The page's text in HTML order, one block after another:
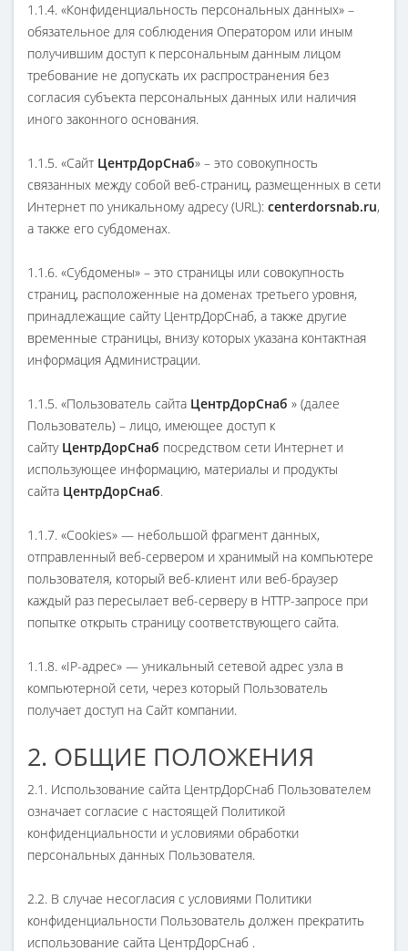
1.1.4. «Конфиденциальность персональных данных» –
обязательное для соблюдения Оператором или иным
получившим доступ к персональным данным лицом
требование не допускать их распространения без
согласия субъекта персональных данных или наличия
иного законного основания.
1.1.5. «Сайт ЦентрДорСнаб» – это совокупность
связанных между собой веб-страниц, размещенных в сети
Интернет по уникальному адресу (URL): centerdorsnab.ru,
а также его субдоменах.
1.1.6. «Субдомены» – это страницы или совокупность
страниц, расположенные на доменах третьего уровня,
принадлежащие сайту ЦентрДорСнаб, а также другие
временные страницы, внизу которых указана контактная
информация Администрации.
1.1.5. «Пользователь сайта ЦентрДорСнаб » (далее
Пользователь) – лицо, имеющее доступ к
сайту ЦентрДорСнаб посредством сети Интернет и
использующее информацию, материалы и продукты
сайта ЦентрДорСнаб.
1.1.7. «Cookies» — небольшой фрагмент данных,
отправленный веб-сервером и хранимый на компьютере
пользователя, который веб-клиент или веб-браузер
каждый раз пересылает веб-серверу в HTTP-запросе при
попытке открыть страницу соответствующего сайта.
1.1.8. «IP-адрес» — уникальный сетевой адрес узла в
компьютерной сети, через который Пользователь
получает доступ на Сайт компании.
2. ОБЩИЕ ПОЛОЖЕНИЯ
2.1. Использование сайта ЦентрДорСнаб Пользователем
означает согласие с настоящей Политикой
конфиденциальности и условиями обработки
персональных данных Пользователя.
2.2. В случае несогласия с условиями Политики
конфиденциальности Пользователь должен прекратить
использование сайта ЦентрДорСнаб .